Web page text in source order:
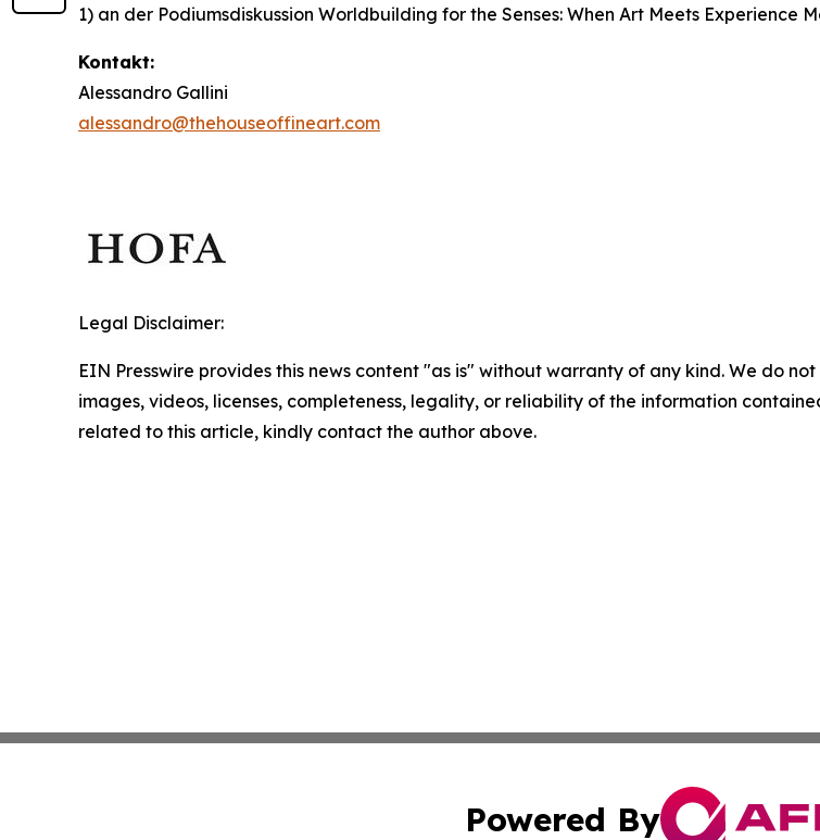
1) an der Podiumsdiskussion Worldbuilding for the Senses: When Art Meets Experience
Kontakt:
Alessandro Gallini
alessandro@thehouseoffineart.com
Legal Disclaimer:
EIN Presswire provides this news content "as is" without warranty of any kind. We do
images, videos, licenses, completeness, legality, or reliability of the information
related to this article, kindly contact the author above.
Powered By